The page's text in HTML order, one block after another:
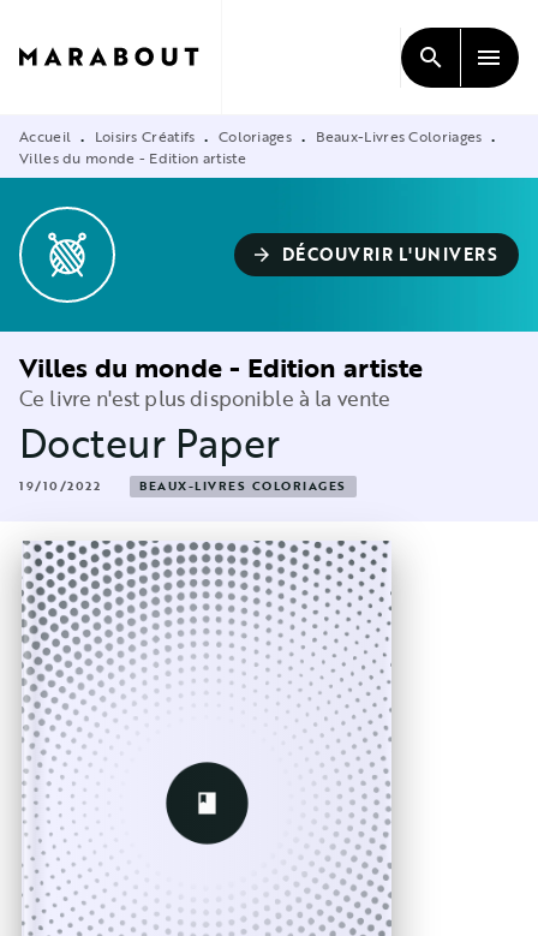
CONTENU
search menu
Accueil • Loisirs Créatifs • Coloriages • Beaux-Livres Coloriages •
Villes du monde - Edition artiste
arrow_forward DÉCOUVRIR L'UNIVERS
Villes du monde - Edition artiste
Ce livre n'est plus disponible à la vente
Docteur Paper
19/10/2022 BEAUX-LIVRES COLORIAGES